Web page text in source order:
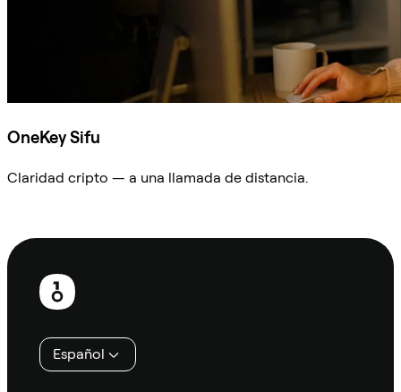
OneKey Sifu
Claridad cripto — a una llamada de distancia.
Pie
página
Español